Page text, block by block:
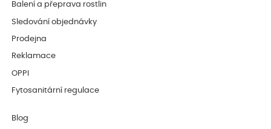
Balení a přeprava rostlin
Sledování objednávky
Prodejna
Reklamace
OPPI
Fytosanitární regulace
Blog